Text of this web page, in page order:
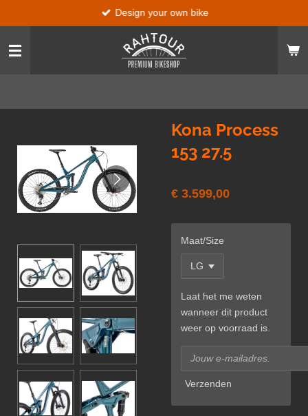
direct
naar
hoofdinhoud
Design your own bike
Kona Process
153 27.5
€ 3.599,00
Maat/Size
Laat het me weten
wanneer dit product
weer op voorraad is.
Verzenden